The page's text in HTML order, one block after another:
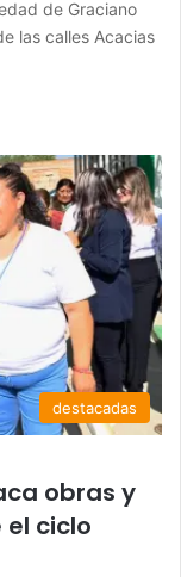
de Graciano
las calles Acacias
destacadas
obras y
ciclo